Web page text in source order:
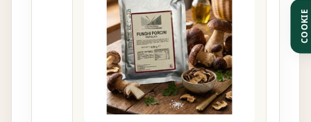
COOKIE